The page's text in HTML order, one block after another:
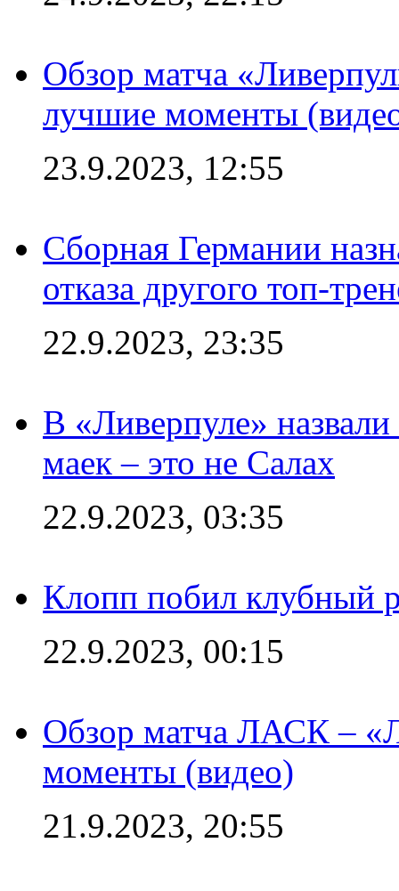
Обзор матча
лучшие моменты
23.9.2023, 12:55
Сборная Германии
отказа другого топ-
22.9.2023, 23:35
В «Ливерпуле»
маек – это не Салах
22.9.2023, 03:35
Клопп побил клубный
22.9.2023, 00:15
Обзор матча ЛАСК –
моменты (видео)
21.9.2023, 20:55